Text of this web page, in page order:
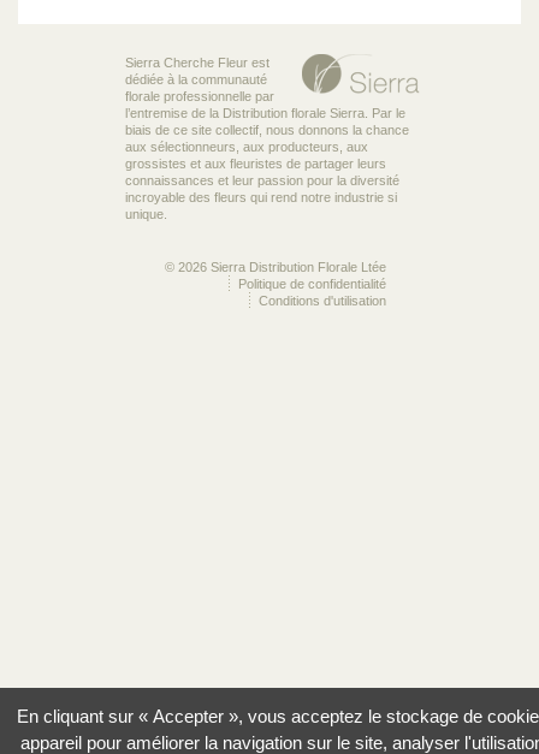
Sierra Cherche Fleur est
dédiée à la communauté
florale professionnelle par
l’entremise de la Distribution florale Sierra. Par le
biais de ce site collectif, nous donnons la chance
aux sélectionneurs, aux producteurs, aux
grossistes et aux fleuristes de partager leurs
connaissances et leur passion pour la diversité
incroyable des fleurs qui rend notre industrie si
unique.
© 2026 Sierra Distribution Florale Ltée
Politique de confidentialité
Conditions d'utilisation
En cliquant sur « Accepter », vous acceptez le stockage de
appareil pour améliorer la navigation sur le site, analyser